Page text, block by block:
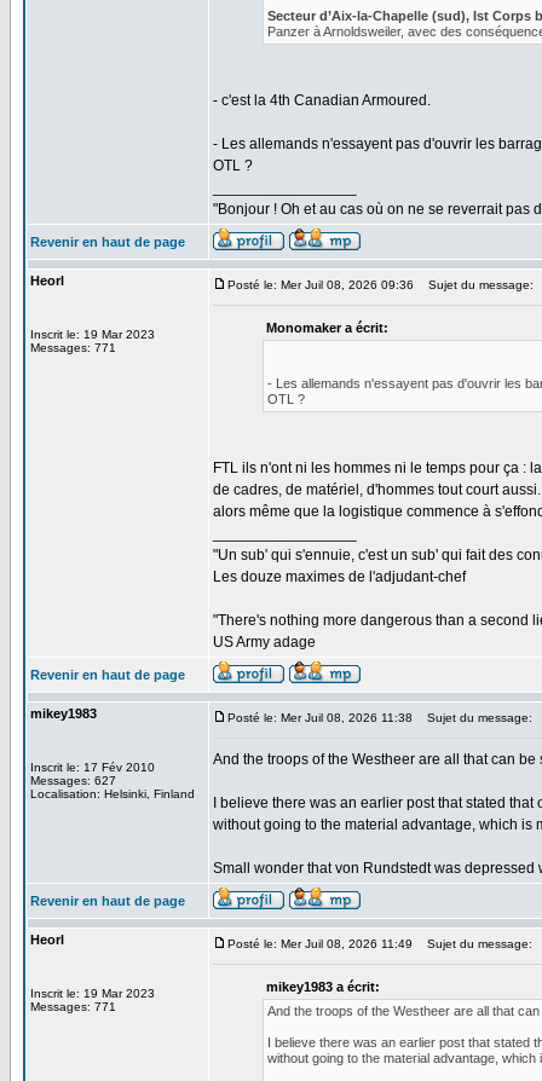
Secteur d’Aix-la-Chapelle (sud), Ist Corps
Panzer à Arnoldsweiler, avec des
- c'est la 4th Canadian Armoured.
- Les allemands n'essayent pas d'ouvrir les
OTL ?
"Bonjour ! Oh et au cas où on ne se reverrait pas
Revenir en haut de page
Heorl
Inscrit le: 19 Mar 2023
Messages: 771
Posté le: Mer Juil 08, 2026 09:36 Sujet du message:
Monomaker a écrit:
- Les allemands n'essayent pas d'ouvrir les
OTL ?
FTL ils n'ont ni les hommes ni le temps pour ça :
de cadres, de matériel, d'hommes tout court
alors même que la logistique commence à
"Un sub' qui s'ennuie, c'est un sub' qui fait des
Les douze maximes de l'adjudant-chef
"There's nothing more dangerous than a second
US Army adage
Revenir en haut de page
mikey1983
Inscrit le: 17 Fév 2010
Messages: 627
Localisation: Helsinki, Finland
Posté le: Mer Juil 08, 2026 11:38 Sujet du message:
And the troops of the Westheer are all that can
I believe there was an earlier post that stated
without going to the material advantage, which is
Small wonder that von Rundstedt was
Revenir en haut de page
Heorl
Inscrit le: 19 Mar 2023
Messages: 771
Posté le: Mer Juil 08, 2026 11:49 Sujet du message:
mikey1983 a écrit:
And the troops of the Westheer are all that
I believe there was an earlier post that stated
without going to the material advantage,